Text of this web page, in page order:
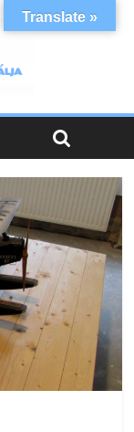
Translate »